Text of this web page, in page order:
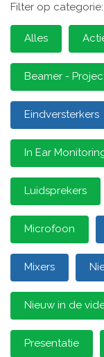
Filter op categorie:
Alles
Beamer -
Eindversterkers
In Ear
Luidsprekers
Microfoon
Mixers
Nieuw in de
Presentatie